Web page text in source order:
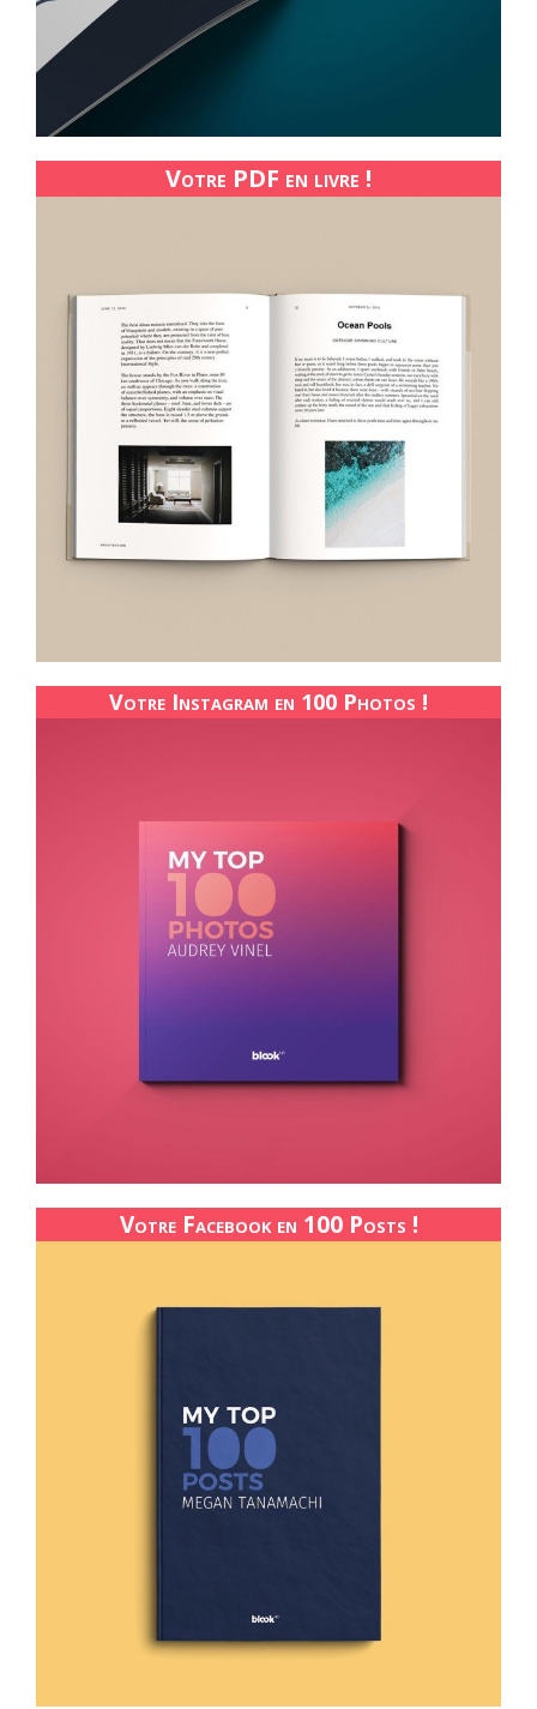
Votre PDF en livre !
Votre Instagram en 100 Photos !
Votre Facebook en 100 Posts !